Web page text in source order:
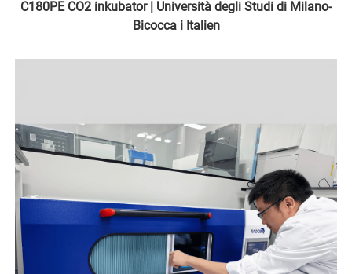
C180PE CO2 inkubator | Università degli Studi di Milano-
Bicocca i Italien